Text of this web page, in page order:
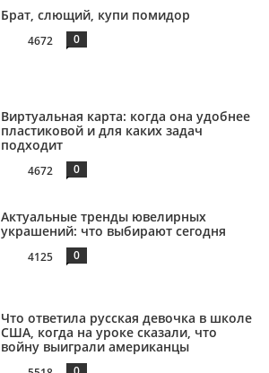
Брат, слющий, купи помидор
4672 0
Виртуальная карта: когда она удобнее
пластиковой и для каких задач
подходит
4672 0
Актуальные тренды ювелирных
украшений: что выбирают сегодня
4125 0
Что ответила русская девочка в школе
США, когда на уроке сказали, что
войну выиграли американцы